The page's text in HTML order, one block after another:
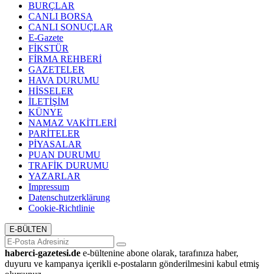
BURÇLAR
CANLI BORSA
CANLI SONUÇLAR
E-Gazete
FİKSTÜR
FİRMA REHBERİ
GAZETELER
HAVA DURUMU
HİSSELER
İLETİŞİM
KÜNYE
NAMAZ VAKİTLERİ
PARİTELER
PİYASALAR
PUAN DURUMU
TRAFİK DURUMU
YAZARLAR
Impressum
Datenschutzerklärung
Cookie-Richtlinie
E-BÜLTEN
haberci-gazetesi.de e-bültenine abone olarak, tarafınıza haber,
duyuru ve kampanya içerikli e-postaların gönderilmesini kabul etmiş